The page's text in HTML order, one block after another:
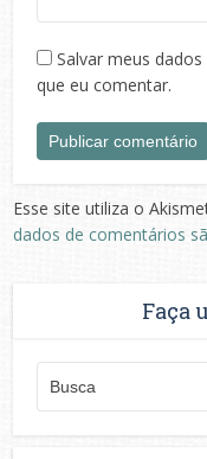
Salvar meus
que eu comentar.
Esse site utiliza o
dados de comentários
Faça